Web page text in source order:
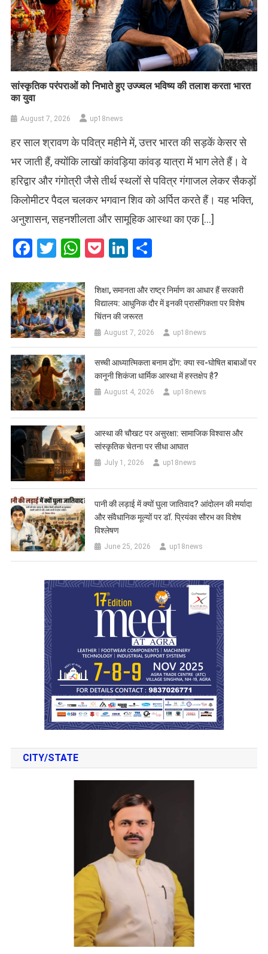
सांस्कृतिक परंपराओं को निभाते हुए उज्ज्वल भविष्य की तलाश करता भारत
का युवा
August 7, 2026 up18news
हर साल श्रावण के पवित्र महीने में, उत्तर भारत की सड़कें केसर से
भर जाती हैं, क्योंकि लाखों कांवड़िया कांवड़ यात्रा में भाग लेते हैं। वे
हरिद्वार और गंगोत्री जैसे तीर्थ स्थलों से पवित्र गंगाजल लेकर सैकड़ों
किलोमीटर पैदल चलकर भगवान शिव को अर्पित करते हैं। यह भक्ति,
अनुशासन, सहनशीलता और सामूहिक आस्था का एक […]
Facebook
Twitter
WhatsApp
PocketLinkedIn
शिक्षा, समानता और राष्ट्र निर्माण का आधार हैं सरकारी
विद्यालय: आधुनिक दौर में इनकी प्रासंगिकता पर विशेष
चिंतन की जरूरत
August 7, 2026 up18news
सच्ची आध्यात्मिकता बनाम ढोंग: क्या स्व-घोषित बाबाओं पर
कानूनी शिकंजा धार्मिक आस्था में हस्तक्षेप है?
August 4, 2026 up18news
आस्था की चौखट पर असुरक्षा: सामाजिक विश्वास और
सांस्कृतिक चेतना पर सीधा आघात
July 1, 2026 up18news
पानी की लड़ाई में क्यों घुला जातिवाद? आंदोलन की मर्यादा
और संवैधानिक मूल्यों पर डॉ. प्रियंका सौरभ का विशेष
विश्लेषण
June 25, 2026 up18news
CITY/STATE